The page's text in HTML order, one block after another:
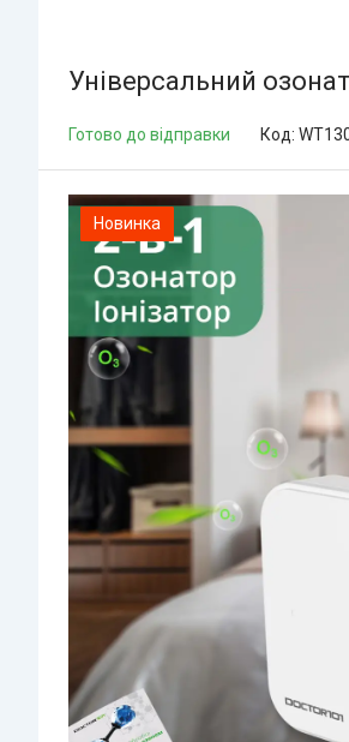
Універсальний
Готово до відправки Код:
Новинка